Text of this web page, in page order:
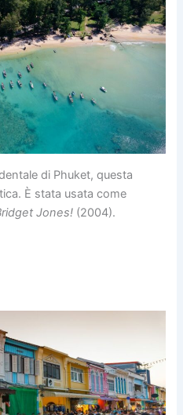
di Phuket, questa
È stata usata come
Jones! (2004).